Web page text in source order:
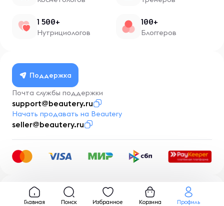
1 500+
Нутрициологов
100+
Блоггеров
Поддержка
Почта службы поддержки
support@beautery.ru
Начать продавать на Beautery
seller@beautery.ru
Разработка BusinessMentor.ru
Главная Поиск Избранное Корзина Профиль